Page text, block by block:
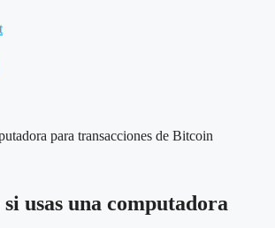
para transacciones de Bitcoin
si usas una computadora